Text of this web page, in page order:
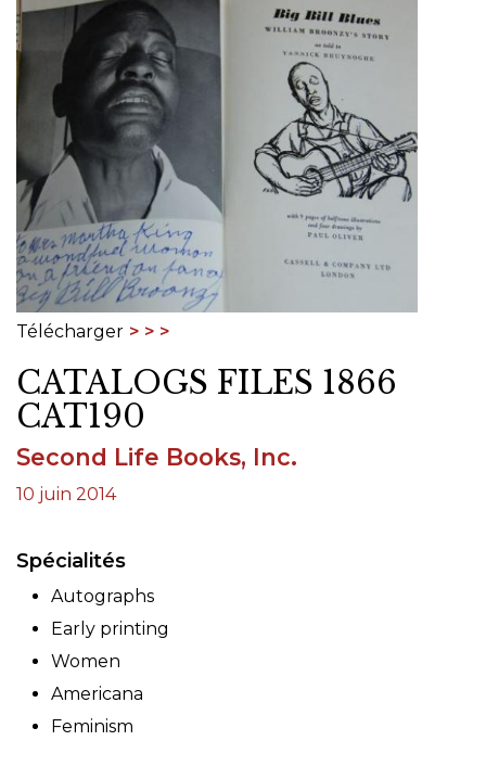
Télécharger
CATALOGS FILES 1866
CAT190
Second Life Books, Inc.
10 juin 2014
Spécialités
Autographs
Early printing
Women
Americana
Feminism